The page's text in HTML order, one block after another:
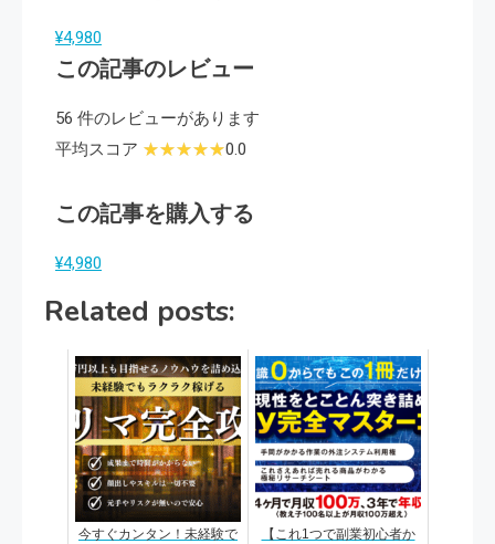
¥4,980
この記事のレビュー
56 件のレビューがあります
平均スコア
0.0
この記事を購入する
¥4,980
Related posts:
今すぐカンタン！未経験で
【これ1つで副業初心者か